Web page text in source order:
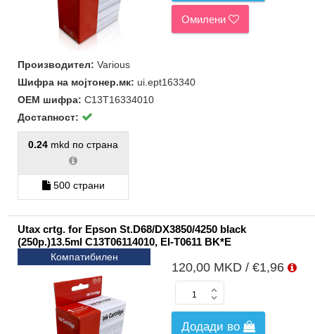
Омилени
Производител: Various
Шифра на мојтонер.мк: ui.ept163340
ОЕМ шифра: C13T16334010
Достапност:
0.24 mkd по страна
500 страни
Utax crtg. for Epson St.D68/DX3850/4250 black
(250p.)13.5ml C13T06114010, EI-T0611 BK*E
Компатибилен
120,00 MKD / €1,96
Додади во